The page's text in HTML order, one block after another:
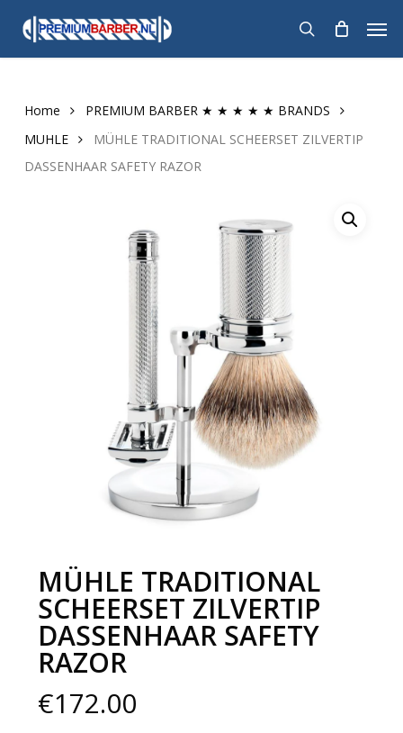
main
search
Home
PREMIUM BARBER ★ ★ ★ ★ ★ BRANDS
MUHLE
MÜHLE TRADITIONAL SCHEERSET ZILVERTIP
DASSENHAAR SAFETY RAZOR
MÜHLE TRADITIONAL
SCHEERSET ZILVERTIP
DASSENHAAR SAFETY
RAZOR
€172.00